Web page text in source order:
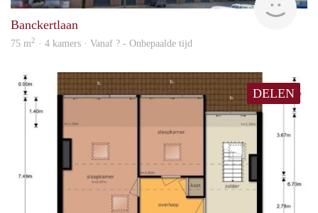
Banckertlaan
75 m2 · 4 kamers · Vanaf ? - Onbepaalde tijd
DELEN